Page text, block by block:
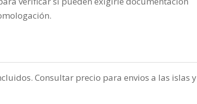
Consultar precio para envios a las islas y